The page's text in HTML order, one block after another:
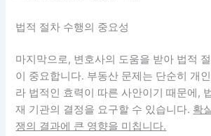
법적 절차 수행의 중요성
마지막으로, 변호사의 도움을 받아 법적
이 중요합니다. 부동산 문제는 단순히 개
라 법적인 효력이 따른 사안이기 때문에,
재 기관의 결정을 요구할 수 있습니다. 확
쟁의 결과에 큰 영향을 미칩니다.